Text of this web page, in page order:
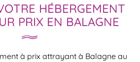
HÉBERGEMENT
PRIX EN BALAGNE
à prix attrayant à Balagne au